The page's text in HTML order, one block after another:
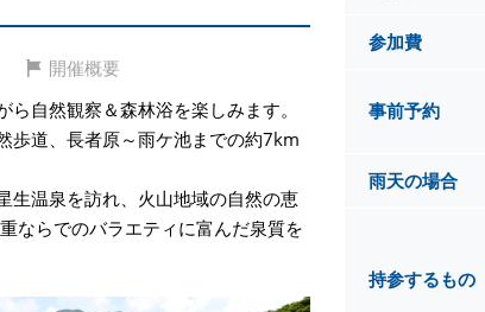
開催概要
ら自然観察＆森林浴を楽しみます。
歩道、長者原～雨ケ池までの約7km
生温泉を訪れ、火山地域の自然の恵
ならでのバラエティに富んだ泉質を
参加費
事前予約
雨天の場合
持参するもの